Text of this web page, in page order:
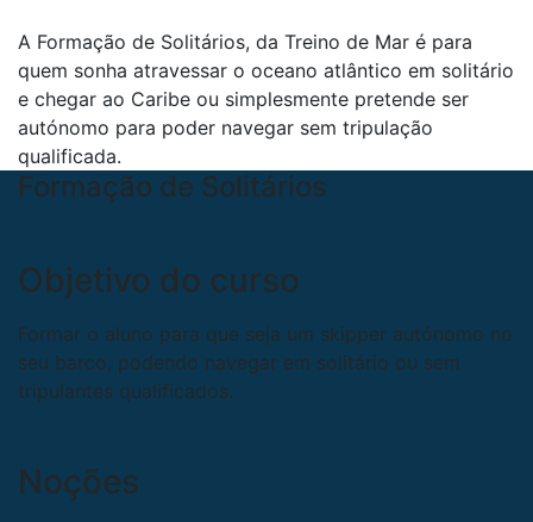
A Formação de Solitários, da Treino de Mar é para
quem sonha atravessar o oceano atlântico em solitário
e chegar ao Caribe ou simplesmente pretende ser
autónomo para poder navegar sem tripulação
qualificada.
Formação de Solitários
Objetivo do curso
Formar o aluno para que seja um skipper autónomo no
seu barco, podendo navegar em solitário ou sem
tripulantes qualificados.
Noções